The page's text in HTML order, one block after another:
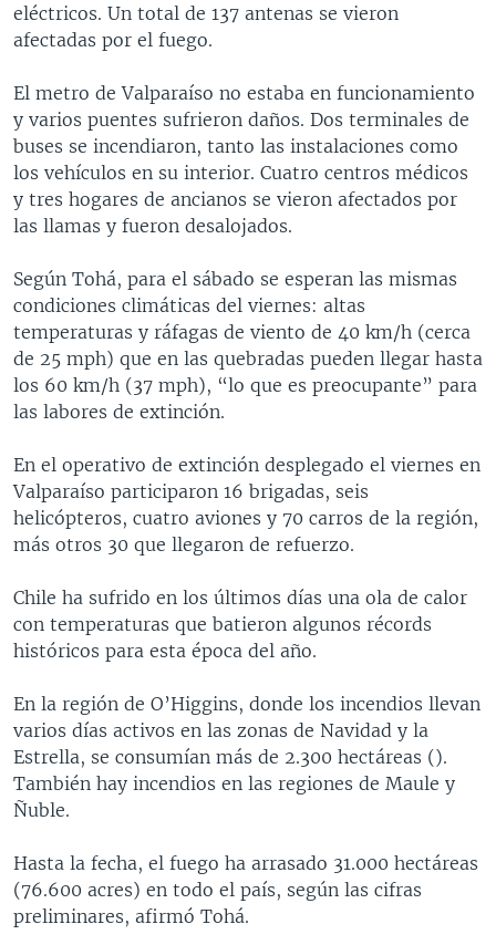
eléctricos. Un total de 137 antenas se vieron
afectadas por el fuego.
El metro de Valparaíso no estaba en funcionamiento
y varios puentes sufrieron daños. Dos terminales de
buses se incendiaron, tanto las instalaciones como
los vehículos en su interior. Cuatro centros médicos
y tres hogares de ancianos se vieron afectados por
las llamas y fueron desalojados.
Según Tohá, para el sábado se esperan las mismas
condiciones climáticas del viernes: altas
temperaturas y ráfagas de viento de 40 km/h (cerca
de 25 mph) que en las quebradas pueden llegar hasta
los 60 km/h (37 mph), “lo que es preocupante” para
las labores de extinción.
En el operativo de extinción desplegado el viernes en
Valparaíso participaron 16 brigadas, seis
helicópteros, cuatro aviones y 70 carros de la región,
más otros 30 que llegaron de refuerzo.
Chile ha sufrido en los últimos días una ola de calor
con temperaturas que batieron algunos récords
históricos para esta época del año.
En la región de O’Higgins, donde los incendios llevan
varios días activos en las zonas de Navidad y la
Estrella, se consumían más de 2.300 hectáreas ().
También hay incendios en las regiones de Maule y
Ñuble.
Hasta la fecha, el fuego ha arrasado 31.000 hectáreas
(76.600 acres) en todo el país, según las cifras
preliminares, afirmó Tohá.